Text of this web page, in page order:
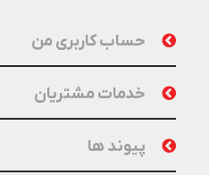
حساب کاربری من
خدمات مشتریان
پیوند ها